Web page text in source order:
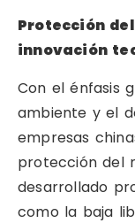
Protección
innovación
Con el énfasis
ambiente y el
empresas
protección del
desarrollado
como la baja